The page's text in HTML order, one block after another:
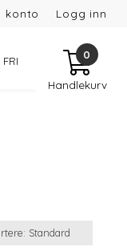
konto Logg inn
0
Handlekurv